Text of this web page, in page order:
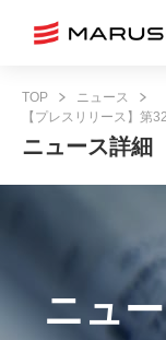
TOP
ニュース
【プレスリリース】第
ニュース詳細
ニュ